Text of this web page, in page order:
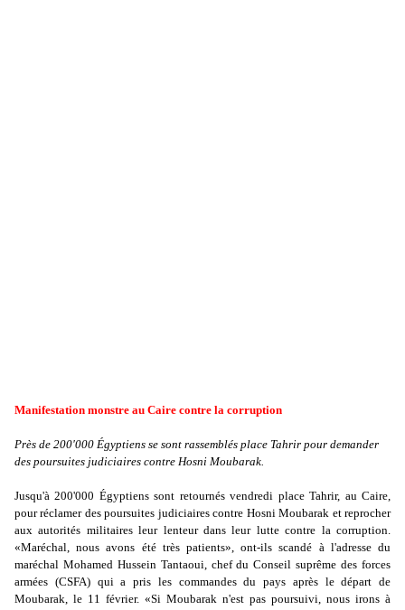
Manifestation monstre au Caire contre la corruption
Près de 200'000 Égyptiens se sont rassemblés place Tahrir pour demander
des poursuites judiciaires contre Hosni Moubarak.
Jusqu'à 200'000 Égyptiens sont retournés vendredi place Tahrir, au Caire,
pour réclamer des poursuites judiciaires contre Hosni Moubarak et reprocher
aux autorités militaires leur lenteur dans leur lutte contre la corruption.
«Maréchal, nous avons été très patients», ont-ils scandé à l'adresse du
maréchal Mohamed Hussein Tantaoui, chef du Conseil suprême des forces
armées (CSFA) qui a pris les commandes du pays après le départ de
Moubarak, le 11 février. «Si Moubarak n'est pas poursuivi, nous irons à